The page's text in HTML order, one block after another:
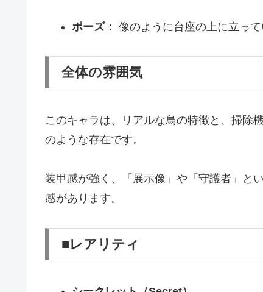
ポーズ： 像のように台座の上に立って
全体の雰囲気
このキャラは、リアルな鳥の特徴と、掃除
のような存在です。
装甲感が強く、「展示像」や「守護者」と
感があります。
■レアリティ